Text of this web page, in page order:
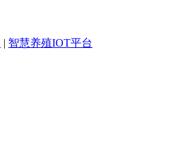
| 智慧养殖IOT平台